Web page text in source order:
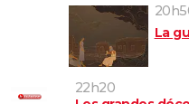
La
22h20